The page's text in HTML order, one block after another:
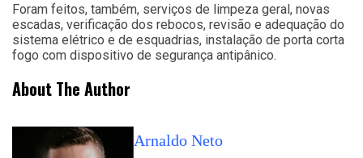
Foram feitos, também, serviços de limpeza geral, novas
escadas, verificação dos rebocos, revisão e adequação do
sistema elétrico e de esquadrias, instalação de porta corta
fogo com dispositivo de segurança antipânico.
About The Author
Arnaldo Neto